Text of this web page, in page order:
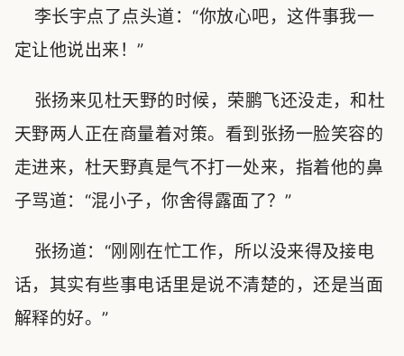
李长宇点了点头道：“你放心吧，这件事我一
定让他说出来！”
张扬来见杜天野的时候，荣鹏飞还没走，和杜
天野两人正在商量着对策。看到张扬一脸笑容的
走进来，杜天野真是气不打一处来，指着他的鼻
子骂道：“混小子，你舍得露面了？”
张扬道：“刚刚在忙工作，所以没来得及接电
话，其实有些事电话里是说不清楚的，还是当面
解释的好。”